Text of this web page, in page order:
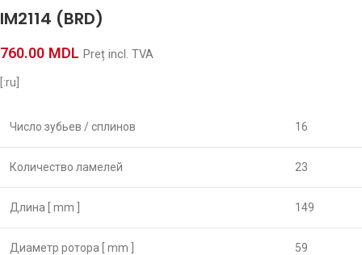
IM2114 (BRD)
760.00 MDL Preț incl. TVA
[:ru]
Число зубьев / сплинов 16
Количество ламелей 23
Длина [ mm ] 149
Диаметр ротора [ mm ] 59